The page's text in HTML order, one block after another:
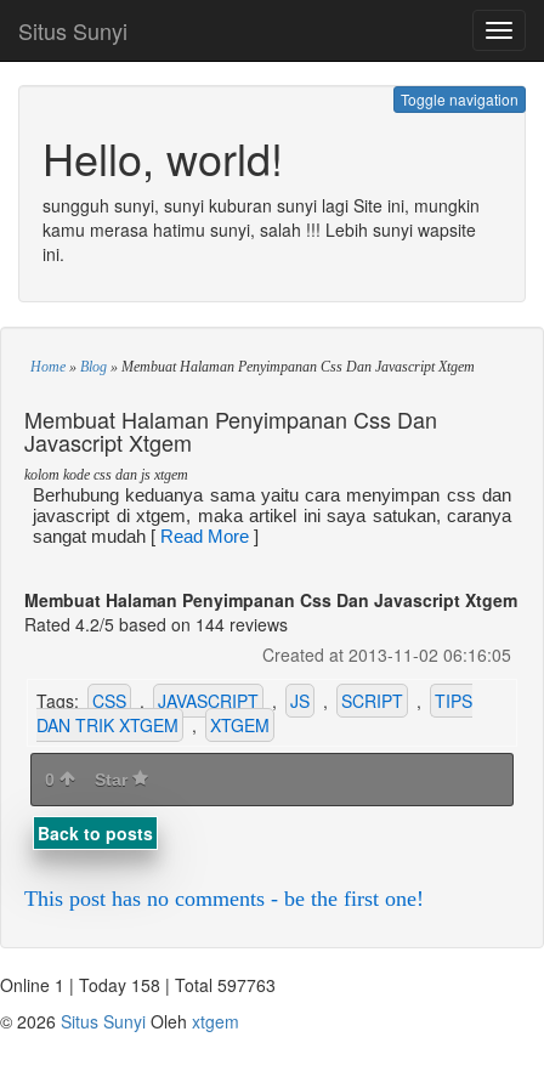
Situs Sunyi
Toggle navigation
Hello, world!
sungguh sunyi, sunyi kuburan sunyi lagi Site ini, mungkin
kamu merasa hatimu sunyi, salah !!! Lebih sunyi wapsite
ini.
Home » Blog » Membuat Halaman Penyimpanan Css Dan Javascript Xtgem
Membuat Halaman Penyimpanan Css Dan
Javascript Xtgem
kolom kode css dan js xtgem
Berhubung keduanya sama yaitu cara menyimpan css dan
javascript di xtgem, maka artikel ini saya satukan, caranya
sangat mudah [ Read More ]
Membuat Halaman Penyimpanan Css Dan Javascript Xtgem
Rated 4.2/5 based on 144 reviews
Created at 2013-11-02 06:16:05
Tags: CSS , JAVASCRIPT , JS , SCRIPT , TIPS
DAN TRIK XTGEM , XTGEM
0 Star
Back to posts
This post has no comments - be the first one!
Online 1 | Today 158 | Total 597763
© 2026 Situs Sunyi Oleh xtgem